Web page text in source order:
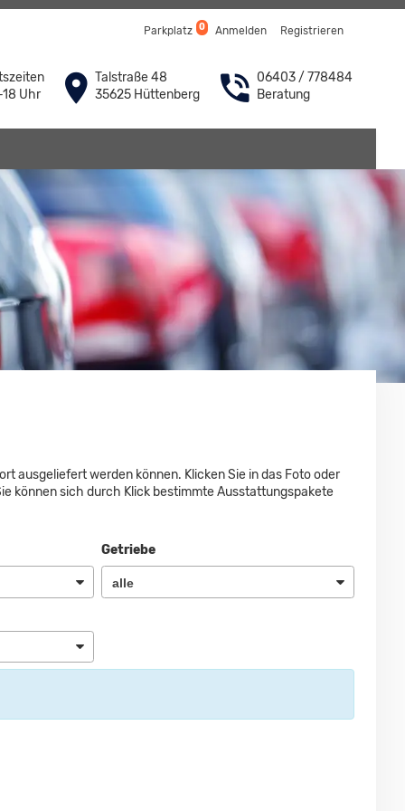
Parkplatz 0 Anmelden Registrieren
Uhr
Talstraße 48
35625 Hüttenberg
06403 / 778484
Beratung
ausgeliefert werden können. Klicken Sie in das Foto oder
können sich durch Klick bestimmte Ausstattungspakete
Getriebe